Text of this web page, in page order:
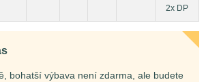
2x DP
bohatší výbava není zdarma, ale budete